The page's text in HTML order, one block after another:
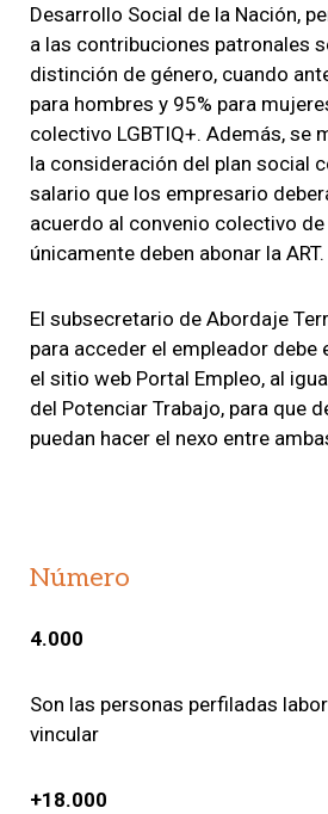
Desarrollo Social de la Nación,
a las contribuciones patronales
distinción de género, cuando
para hombres y 95% para
colectivo LGBTIQ+. Además, se
la consideración del plan social
salario que los empresario
acuerdo al convenio colectivo
únicamente deben abonar la ART.
El subsecretario de Abordaje
para acceder el empleador debe
el sitio web Portal Empleo, al
del Potenciar Trabajo, para que
puedan hacer el nexo entre
Número
4.000
Son las personas perfiladas
vincular
+18.000